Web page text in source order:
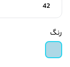
42
رنگ